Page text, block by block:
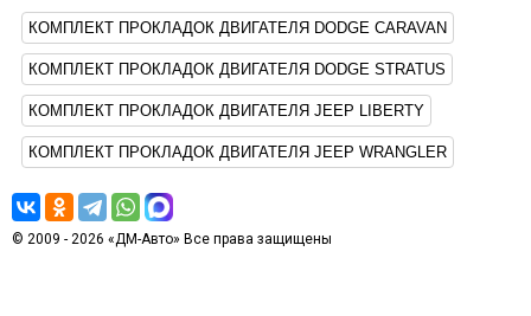
КОМПЛЕКТ ПРОКЛАДОК ДВИГАТЕЛЯ DODGE CARAVAN
КОМПЛЕКТ ПРОКЛАДОК ДВИГАТЕЛЯ DODGE STRATUS
КОМПЛЕКТ ПРОКЛАДОК ДВИГАТЕЛЯ JEEP LIBERTY
КОМПЛЕКТ ПРОКЛАДОК ДВИГАТЕЛЯ JEEP WRANGLER
© 2009 - 2026 «ДМ-Авто» Все права защищены